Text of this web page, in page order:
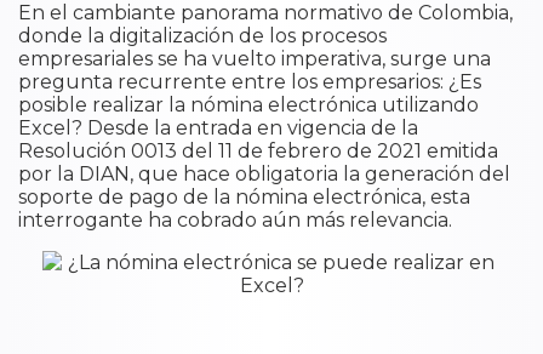
En el cambiante panorama normativo de Colombia,
donde la digitalización de los procesos
empresariales se ha vuelto imperativa, surge una
pregunta recurrente entre los empresarios: ¿Es
posible realizar la nómina electrónica utilizando
Excel? Desde la entrada en vigencia de la
Resolución 0013 del 11 de febrero de 2021 emitida
por la DIAN, que hace obligatoria la generación del
soporte de pago de la nómina electrónica, esta
interrogante ha cobrado aún más relevancia.